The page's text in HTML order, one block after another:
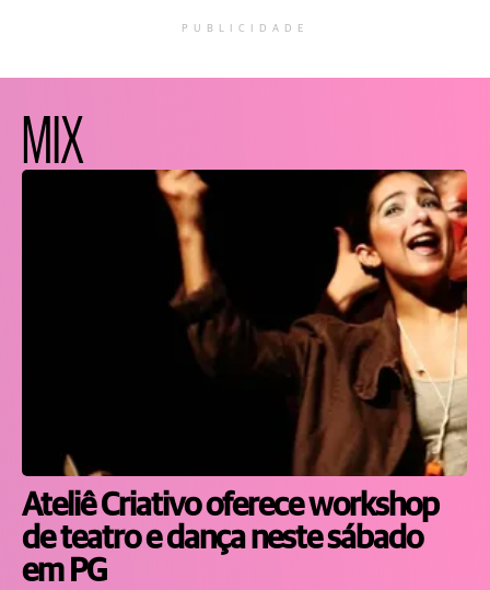
PUBLICIDADE
MIX
Ateliê Criativo oferece workshop
de teatro e dança neste sábado
em PG